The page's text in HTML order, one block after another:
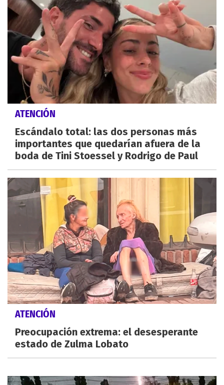
ATENCIÓN
Escándalo total: las dos personas más
importantes que quedarían afuera de la
boda de Tini Stoessel y Rodrigo de Paul
ATENCIÓN
Preocupación extrema: el desesperante
estado de Zulma Lobato